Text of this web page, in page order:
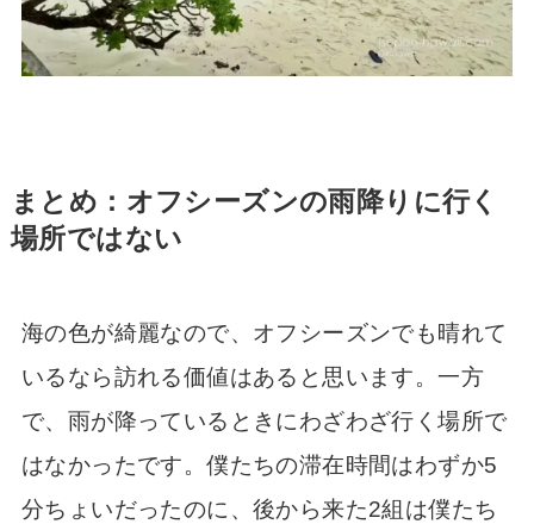
まとめ：オフシーズンの雨降りに行く
場所ではない
海の色が綺麗なので、オフシーズンでも晴れて
いるなら訪れる価値はあると思います。一方
で、雨が降っているときにわざわざ行く場所で
はなかったです。僕たちの滞在時間はわずか5
分ちょいだったのに、後から来た2組は僕たち